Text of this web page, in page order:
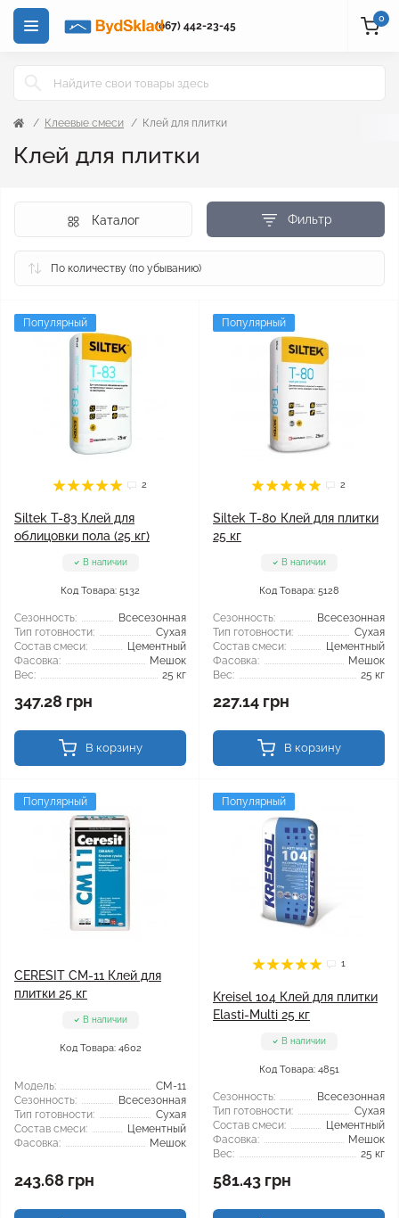
(067) 442-23-45
0
Клеевые смеси Клей для плитки
Клей для плитки
Фильтр
Каталог
Популярный
2
Siltek T-83 Клей для
облицовки пола (25 кг)
В наличии
Код Товара: 5132
Сезонность:
Всесезонная
Тип готовности:
Сухая
Состав смеси:
Цементный
Фасовка:
Мешок
Вес:
25 кг
347.28 грн
В корзину
Популярный
2
Siltek T-80 Клей для плитки
25 кг
В наличии
Код Товара: 5128
Сезонность:
Всесезонная
Тип готовности:
Сухая
Состав смеси:
Цементный
Фасовка:
Мешок
Вес:
25 кг
227.14 грн
В корзину
Популярный
CERESIT CM-11 Клей для
плитки 25 кг
В наличии
Код Товара: 4602
Модель:
CM-11
Сезонность:
Всесезонная
Тип готовности:
Сухая
Состав смеси:
Цементный
Фасовка:
Мешок
243.68 грн
Популярный
1
Kreisel 104 Клей для плитки
Elasti-Multi 25 кг
В наличии
Код Товара: 4851
Сезонность:
Всесезонная
Тип готовности:
Сухая
Состав смеси:
Цементный
Фасовка:
Мешок
Вес:
25 кг
581.43 грн